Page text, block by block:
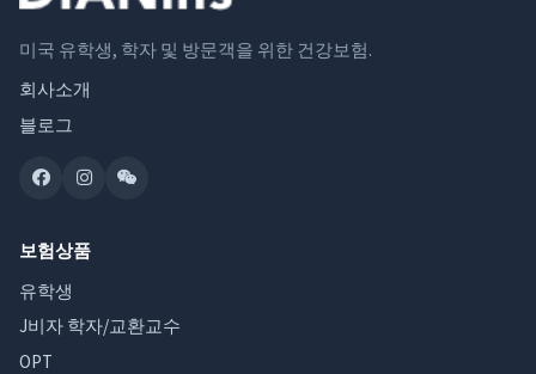
미국 유학생, 학자 및 방문객을 위한 건강보험.
회사소개
블로그
보험상품
유학생
J비자 학자/교환교수
OPT